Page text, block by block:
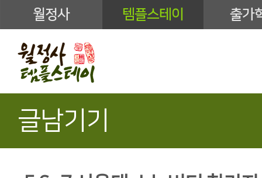
월정사 템플스테이 출가
글남기기